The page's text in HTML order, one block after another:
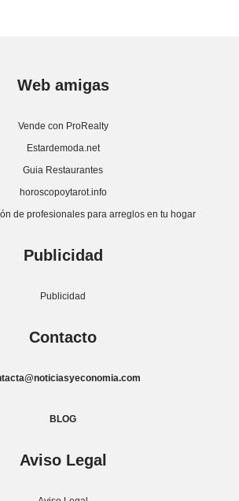
Web amigas
Vende con ProRealty
Estardemoda.net
Guia Restaurantes
horoscopoytarot.info
de profesionales para arreglos en tu hogar
Publicidad
Publicidad
Contacto
BLOG
Aviso Legal